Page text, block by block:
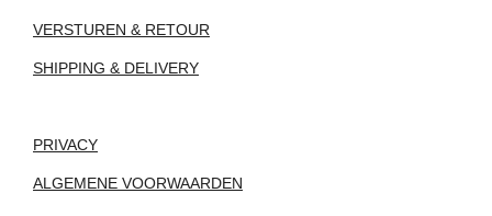
VERSTUREN & RETOUR
SHIPPING & DELIVERY
PRIVACY
ALGEMENE VOORWAARDEN